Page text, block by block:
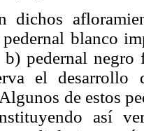
dichos
blanco
pedernal
el desarrollo
de estos
así